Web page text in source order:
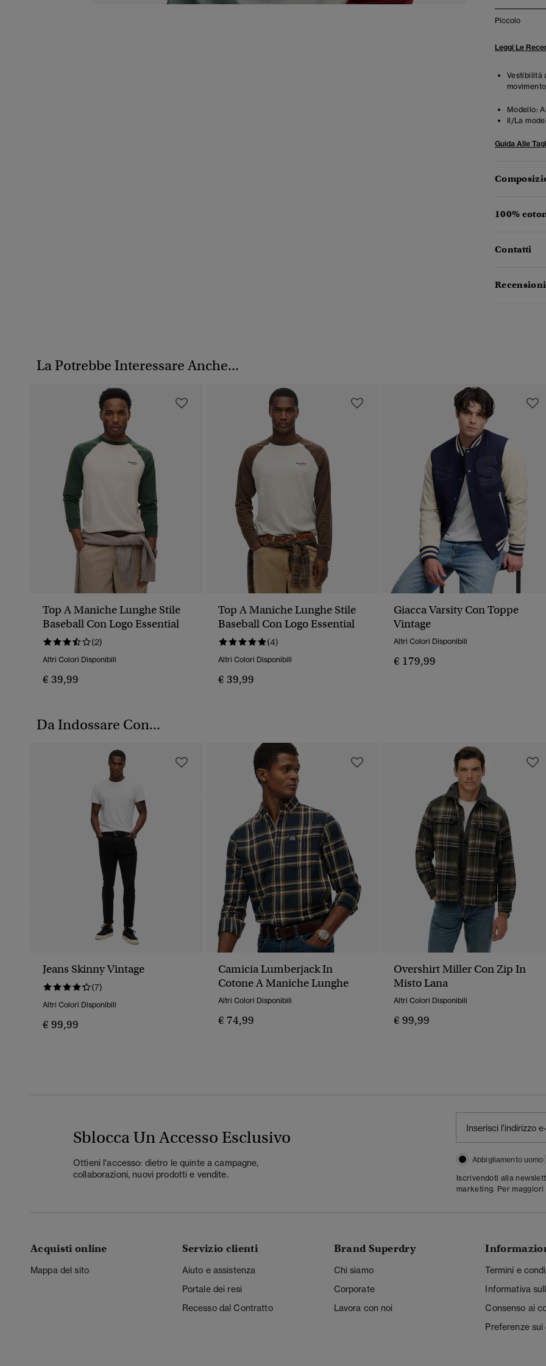
Piccolo
Leggi Le
Vestibilità
Modello:
Il/La
Guida Alle
100%
Contatti
La Potrebbe Interessare Anche...
Top A Maniche Lunghe Stile
Baseball Con Logo Essential
(2)
Altri Colori Disponibili
€ 39,99
Top A Maniche Lunghe Stile
Baseball Con Logo Essential
(4)
Altri Colori Disponibili
€ 39,99
Giacca Varsity Con Toppe
Vintage
Altri Colori Disponibili
€ 179,99
Da Indossare Con...
Jeans Skinny Vintage
(7)
Altri Colori Disponibili
€ 99,99
Camicia Lumberjack In
Cotone A Maniche Lunghe
Altri Colori Disponibili
€ 74,99
Overshirt Miller Con Zip In
Misto Lana
Altri Colori Disponibili
€ 99,99
Sblocca Un Accesso Esclusivo
Ottieni l'accesso: dietro le quinte a campagne,
collaborazioni, nuovi prodotti e vendite.
Abbigliamento uomo
Iscrivendoti alla
marketing. Per
Acquisti online
Mappa del sito
Servizio clienti
Aiuto e assistenza
Portale dei resi
Recesso dal Contratto
Brand Superdry
Chi siamo
Corporate
Lavora con noi
Termini e
Informativa
Consenso ai
Preferenze